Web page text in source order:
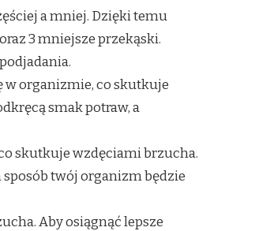
a mniej. Dzięki temu
3 mniejsze przekąski.
w organizmie, co skutkuje
smak potraw, a
skutkuje wzdęciami brzucha.
sposób twój organizm będzie
Aby osiągnąć lepsze